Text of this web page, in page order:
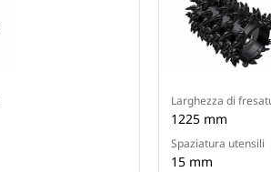
Larghezza di
1225 mm
Spaziatura utensili
15 mm